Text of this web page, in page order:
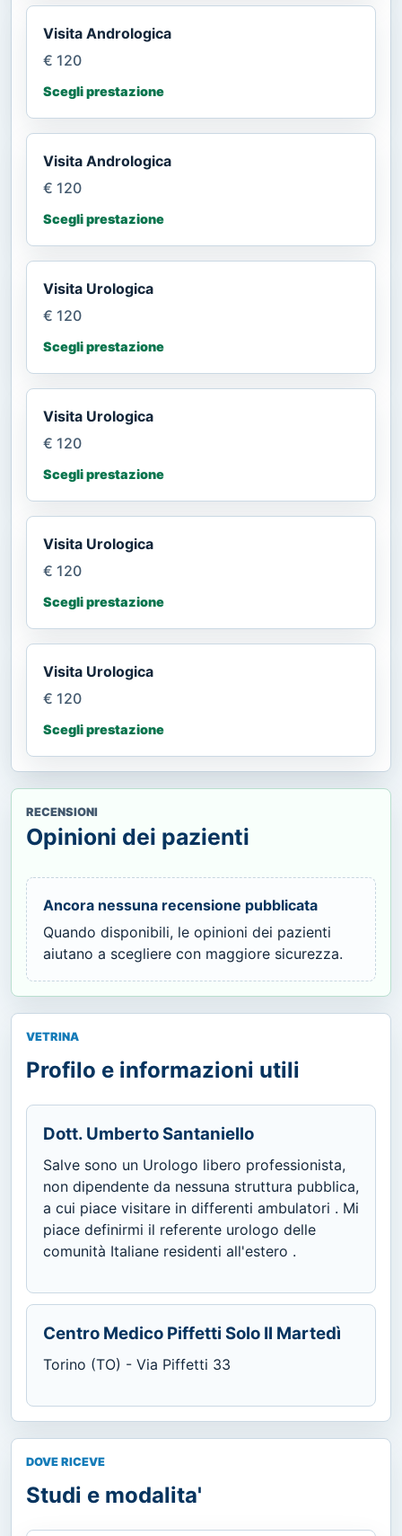
Visita Andrologica
€ 120
Scegli prestazione
Visita Andrologica
€ 120
Scegli prestazione
Visita Urologica
€ 120
Scegli prestazione
Visita Urologica
€ 120
Scegli prestazione
Visita Urologica
€ 120
Scegli prestazione
Visita Urologica
€ 120
Scegli prestazione
RECENSIONI
Opinioni dei pazienti
Ancora nessuna recensione pubblicata
Quando disponibili, le opinioni dei pazienti
aiutano a scegliere con maggiore sicurezza.
VETRINA
Profilo e informazioni utili
Dott. Umberto Santaniello
Salve sono un Urologo libero professionista,
non dipendente da nessuna struttura pubblica,
a cui piace visitare in differenti ambulatori . Mi
piace definirmi il referente urologo delle
comunità Italiane residenti all'estero .
Centro Medico Piffetti Solo Il Martedì
Torino (TO) - Via Piffetti 33
DOVE RICEVE
Studi e modalita'